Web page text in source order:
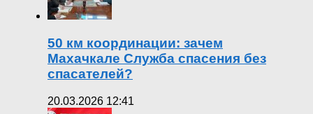
50 км координации: зачем
Махачкале Служба спасения без
спасателей?
20.03.2026 12:41